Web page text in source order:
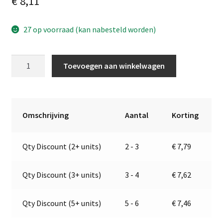
27 op voorraad (kan nabesteld worden)
aantal
Toevoegen aan winkelwagen
r
t
v
Omschrijving Aantal Korting
Qty Discount (2+ units) 2 - 3 € 7,79
Qty Discount (3+ units) 3 - 4 € 7,62
Qty Discount (5+ units) 5 - 6 € 7,46